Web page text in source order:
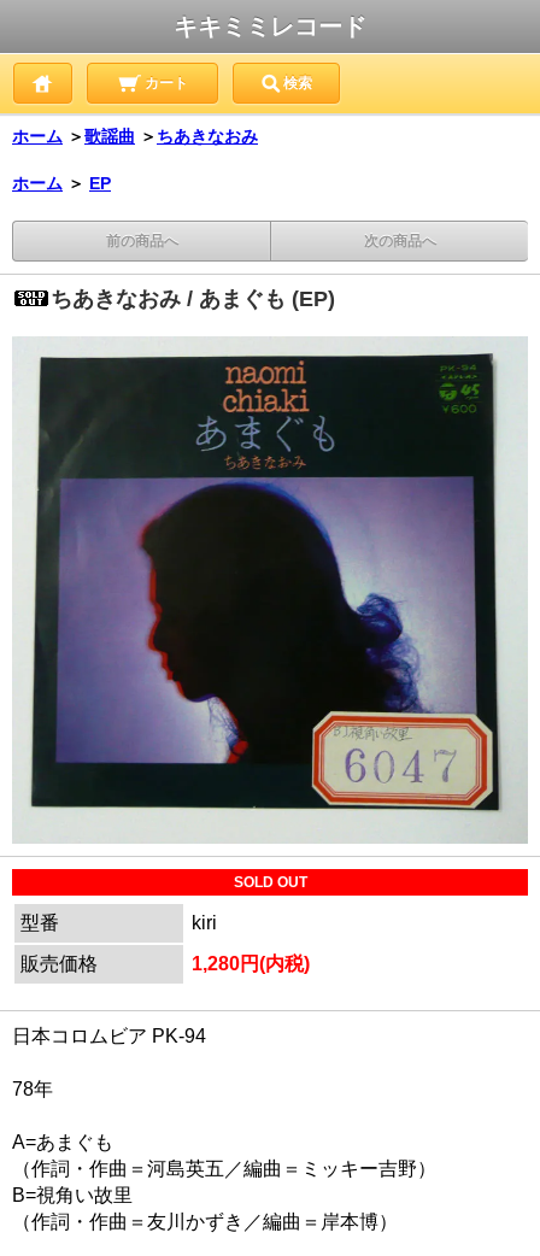
キキミミレコード
カート 検索
ホーム ＞歌謡曲 ＞ ちあきなおみ
ホーム ＞ EP
前の商品へ 次の商品へ
ちあきなおみ / あまぐも (EP)
SOLD OUT
型番
kiri
販売価格
1,280円(内税)
日本コロムビア PK-94
78年
A=あまぐも
（作詞・作曲＝河島英五／編曲＝ミッキー吉野）
B=視角い故里
（作詞・作曲＝友川かずき／編曲＝岸本博）